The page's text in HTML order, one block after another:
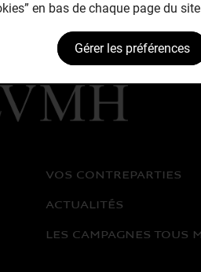
Avec le mécénat
VOS CONTREPARTIES
ACTUALITÉS
LES CAMPAGNES TOUS
en bas de chaque page du
Gérer les préférences